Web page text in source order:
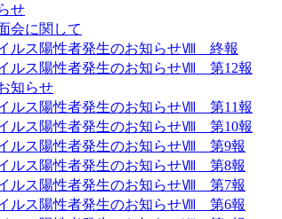
せ
会に関して
ルス陽性者発生のお知らせⅧ 終報
ルス陽性者発生のお知らせⅧ 第12報
知らせ
ルス陽性者発生のお知らせⅧ 第11報
ルス陽性者発生のお知らせⅧ 第10報
ルス陽性者発生のお知らせⅧ 第9報
ルス陽性者発生のお知らせⅧ 第8報
ルス陽性者発生のお知らせⅧ 第7報
ルス陽性者発生のお知らせⅧ 第6報